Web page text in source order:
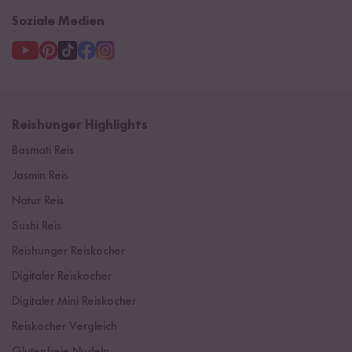
Soziale Medien
Reishunger Highlights
Basmati Reis
Jasmin Reis
Natur Reis
Sushi Reis
Reishunger Reiskocher
Digitaler Reiskocher
Digitaler Mini Reiskocher
Reiskocher Vergleich